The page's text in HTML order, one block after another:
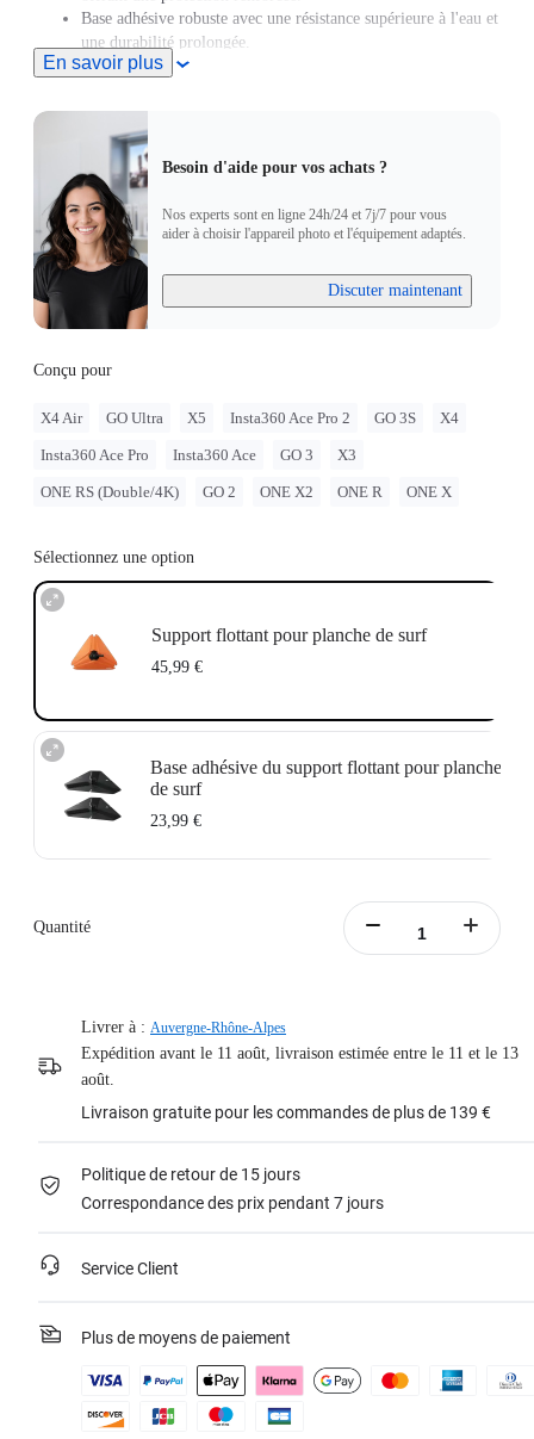
Base adhésive robuste avec une résistance supérieure à l'eau et
une durabilité prolongée.
En savoir plus
Besoin d'aide pour vos achats ?
Nos experts sont en ligne 24h/24 et 7j/7 pour vous
aider à choisir l'appareil photo et l'équipement adaptés.
Discuter maintenant
Conçu pour
X4 Air GO Ultra X5 Insta360 Ace Pro 2 GO 3S X4
Insta360 Ace Pro Insta360 Ace GO 3 X3
ONE RS (Double/4K) GO 2 ONE X2 ONE R ONE X
Sélectionnez une option
Support flottant pour planche de surf
45,99 €
Base adhésive du support flottant pour planche
de surf
23,99 €
Base adhésive 3M™ robuste avec une résistance à l'eau supérieure et une
Quantité
Livrer à : Auvergne-Rhône-Alpes
Expédition avant le 11 août, livraison estimée entre le 11 et le 13
août.
Livraison gratuite pour les commandes de plus de 139 €
Politique de retour de 15 jours
Correspondance des prix pendant 7 jours
Service Client
Plus de moyens de paiement